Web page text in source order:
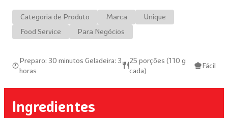
Categoria de Produto Marca
Unique
Food Service
Para Negócios
Preparo: 30 minutos Geladeira: 3
horas
25 porções (110 g
cada)
Fácil
Ingredientes